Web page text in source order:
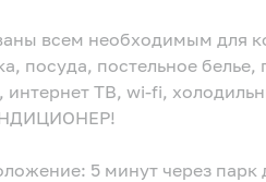
всeм необходимым для
посуда, постельное
интернет ТB, wi-fi,
5 минут через